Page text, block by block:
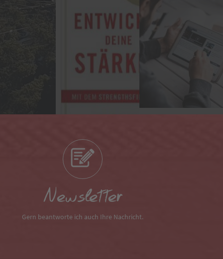
Newsletter
Gern beantworte ich auch Ihre Nachricht.